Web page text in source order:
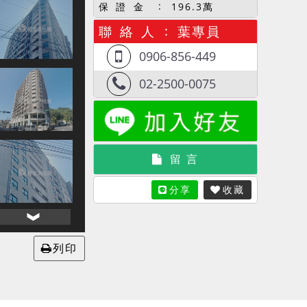
列印
保 證 金 196.3萬
聯 絡 人 葉專員
0906-856-449
02-2500-0075
留 言
分享 收藏